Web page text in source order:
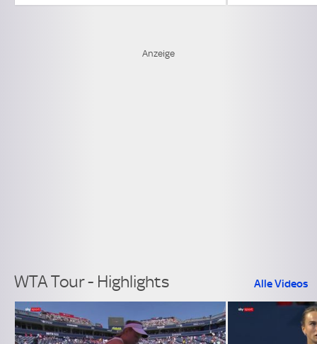
WTA Tour - Highlights Alle Videos